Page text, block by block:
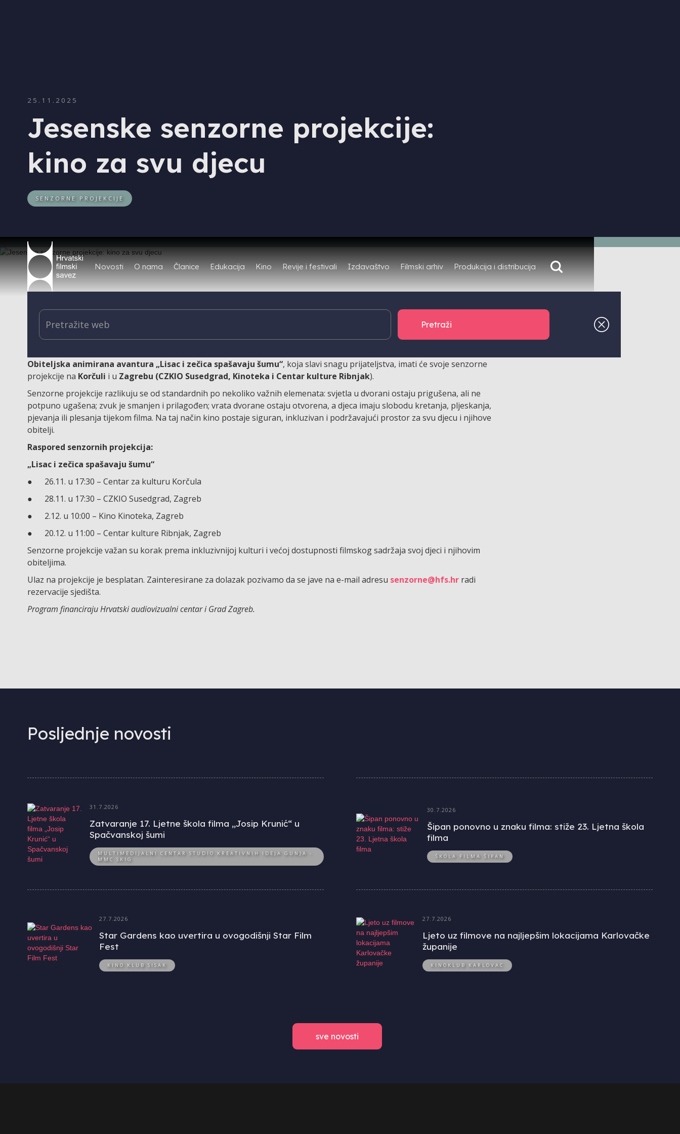
25.11.2025
Jesenske senzorne projekcije:
kino za svu djecu
SENZORNE PROJEKCIJE
Novosti O nama Članice Edukacija Kino Revije i festivali Izdavaštvo Filmski arhiv Produkcija i distribucija
Senzorne projekcije, posebno prilagođena kino prikazivanja za djecu s teškoćama senzorne obrade, ali i za svu
djecu koja žele slobodniji i opušteniji doživljaj kina, nastavljaju se i ove jeseni s novim naslovima i terminima u
Obiteljska animirana avantura „Lisac i zečica spašavaju šumu“, koja slavi snagu prijateljstva, imati će svoje senzorne
projekcije na Korčuli i u Zagrebu (CZKIO Susedgrad, Kinoteka i Centar kulture Ribnjak).
Senzorne projekcije razlikuju se od standardnih po nekoliko važnih elemenata: svjetla u dvorani ostaju prigušena, ali ne
potpuno ugašena; zvuk je smanjen i prilagođen; vrata dvorane ostaju otvorena, a djeca imaju slobodu kretanja, pljeskanja,
pjevanja ili plesanja tijekom filma. Na taj način kino postaje siguran, inkluzivan i podržavajući prostor za svu djecu i njihove
obitelji.
Raspored senzornih projekcija:
„Lisac i zečica spašavaju šumu“
● 26.11. u 17:30 – Centar za kulturu Korčula
● 28.11. u 17:30 – CZKIO Susedgrad, Zagreb
● 2.12. u 10:00 – Kino Kinoteka, Zagreb
● 20.12. u 11:00 – Centar kulture Ribnjak, Zagreb
Senzorne projekcije važan su korak prema inkluzivnijoj kulturi i većoj dostupnosti filmskog sadržaja svoj djeci i njihovim
obiteljima.
Ulaz na projekcije je besplatan. Zainteresirane za dolazak pozivamo da se jave na e-mail adresu senzorne@hfs.hr radi
rezervacije sjedišta.
Program financiraju Hrvatski audiovizualni centar i Grad Zagreb.
Posljednje novosti
31.7.2026
Zatvaranje 17. Ljetne škola filma „Josip Krunić“ u
Spačvanskoj šumi
MULTIMEDIJALNI CENTAR STUDIO KREATIVNIH IDEJA GUNJA -
MMC SKIG
30.7.2026
Šipan ponovno u znaku filma: stiže 23. Ljetna škola
filma
ŠKOLA FILMA ŠIPAN
27.7.2026
Star Gardens kao uvertira u ovogodišnji Star Film
Fest
KINO KLUB SISAK
27.7.2026
Ljeto uz filmove na najljepšim lokacijama Karlovačke
županije
KINOKLUB KARLOVAC
sve novosti